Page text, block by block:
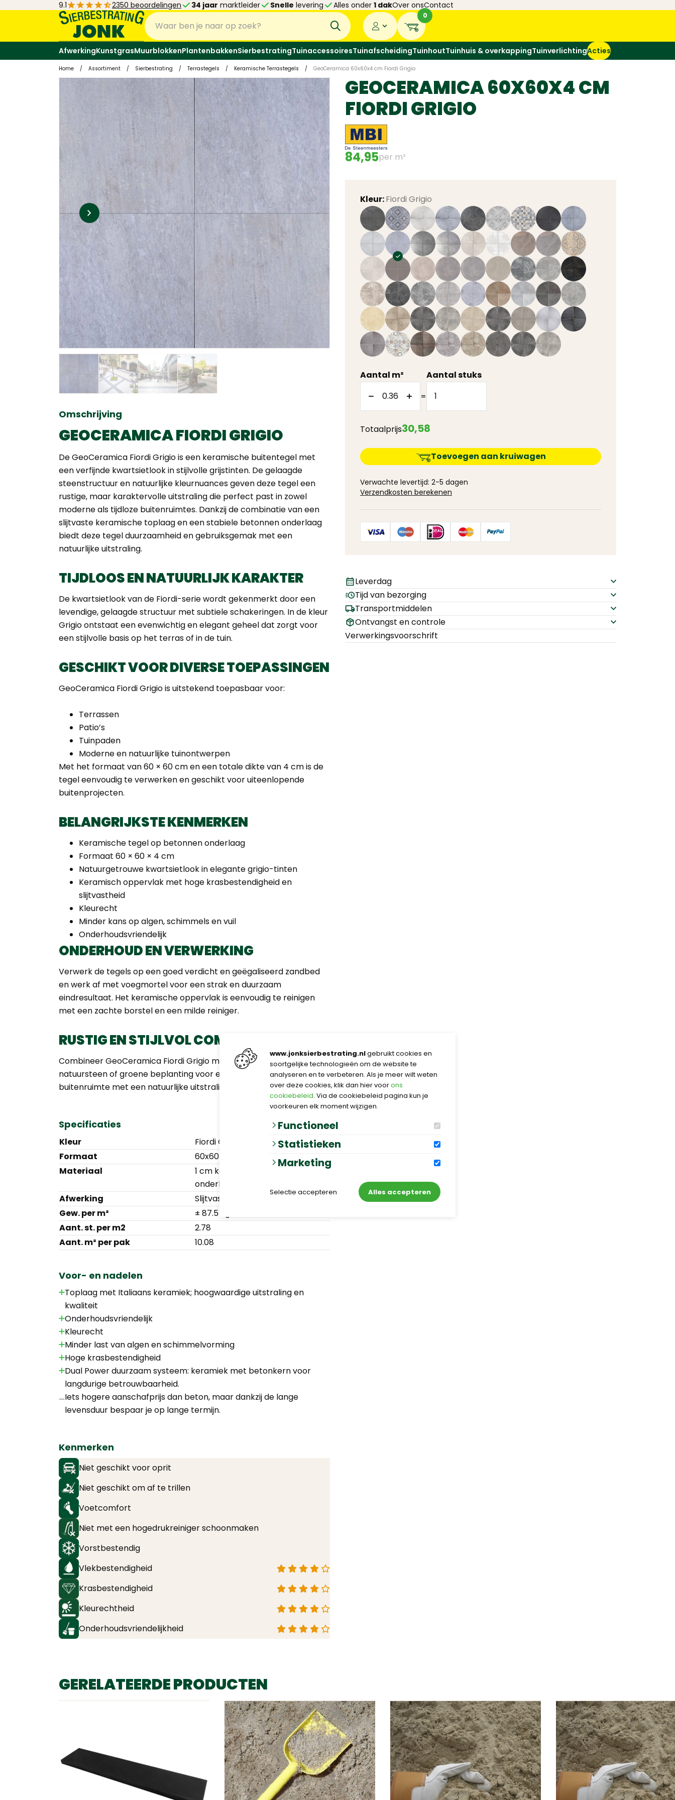
9.1 2350 beoordelingen 34 jaar marktleider Snelle levering Alles onder 1 dakOver onsContact
0
AfwerkingKunstgrasMuurblokkenPlantenbakkenSierbestratingTuinaccessoiresTuinafscheidingTuinhoutTuinhuis & overkappingTuinverlichtingActies
Home / Assortiment / Sierbestrating / Terrastegels / Keramische Terrastegels / GeoCeramica 60x60x4 cm Fiordi Grigio
Omschrijving
GEOCERAMICA FIORDI GRIGIO
De GeoCeramica Fiordi Grigio is een keramische buitentegel met
een verfijnde kwartsietlook in stijlvolle grijstinten. De gelaagde
steenstructuur en natuurlijke kleurnuances geven deze tegel een
rustige, maar karaktervolle uitstraling die perfect past in zowel
moderne als tijdloze buitenruimtes. Dankzij de combinatie van een
slijtvaste keramische toplaag en een stabiele betonnen onderlaag
biedt deze tegel duurzaamheid en gebruiksgemak met een
natuurlijke uitstraling.
TIJDLOOS EN NATUURLIJK KARAKTER
De kwartsietlook van de Fiordi-serie wordt gekenmerkt door een
levendige, gelaagde structuur met subtiele schakeringen. In de kleur
Grigio ontstaat een evenwichtig en elegant geheel dat zorgt voor
een stijlvolle basis op het terras of in de tuin.
GESCHIKT VOOR DIVERSE TOEPASSINGEN
GeoCeramica Fiordi Grigio is uitstekend toepasbaar voor:
Terrassen
Patio’s
Tuinpaden
Moderne en natuurlijke tuinontwerpen
Met het formaat van 60 × 60 cm en een totale dikte van 4 cm is de
tegel eenvoudig te verwerken en geschikt voor uiteenlopende
buitenprojecten.
BELANGRIJKSTE KENMERKEN
Keramische tegel op betonnen onderlaag
Formaat 60 × 60 × 4 cm
Natuurgetrouwe kwartsietlook in elegante grigio-tinten
Keramisch oppervlak met hoge krasbestendigheid en
slijtvastheid
Kleurecht
Minder kans op algen, schimmels en vuil
Onderhoudsvriendelijk
ONDERHOUD EN VERWERKING
Verwerk de tegels op een goed verdicht en geëgaliseerd zandbed
en werk af met voegmortel voor een strak en duurzaam
eindresultaat. Het keramische oppervlak is eenvoudig te reinigen
met een zachte borstel en een milde reiniger.
RUSTIG EN STIJLVOL COMBINEREN
Combineer GeoCeramica Fiordi Grigio met lichte betonlook tegels,
natuursteen of groene beplanting voor een rustige, tijdloze
buitenruimte met een natuurlijke uitstraling.
Specificaties
Kleur
Fiordi Grigio
Formaat
60x60 cm
Materiaal
1 cm keramiek, 3 cm Stabikorn
onderbeton
Afwerking
Slijtvaste keramische toplaag
Gew. per m²
± 87.5 kg
Aant. st. per m2
2.78
Aant. m² per pak
10.08
Voor- en nadelen
Toplaag met Italiaans keramiek; hoogwaardige uitstraling en
kwaliteit
Onderhoudsvriendelijk
Kleurecht
Minder last van algen en schimmelvorming
Hoge krasbestendigheid
Dual Power duurzaam systeem: keramiek met betonkern voor
langdurige betrouwbaarheid.
Iets hogere aanschafprijs dan beton, maar dankzij de lange
levensduur bespaar je op lange termijn.
Kenmerken
Niet geschikt voor oprit
Niet geschikt om af te trillen
Voetcomfort
Niet met een hogedrukreiniger schoonmaken
Vorstbestendig
Vlekbestendigheid
Krasbestendigheid
Kleurechtheid
Onderhoudsvriendelijkheid
GEOCERAMICA 60X60X4 CM
FIORDI GRIGIO
84,95per m²
Kleur:Fiordi Grigio
Aantal m²
=
Aantal stuks
Totaalprijs30,58
Toevoegen aan kruiwagen
Verwachte levertijd: 2-5 dagen
Verzendkosten berekenen
Leverdag
Tijd van bezorging
Transportmiddelen
Ontvangst en controle
Verwerkingsvoorschrift
GERELATEERDE PRODUCTEN
www.jonksierbestrating.nlgebruikt cookies en
soortgelijke technologieën om de website te
analyseren en te verbeteren. Als je meer wilt weten
over deze cookies, klik dan hier voorons
cookiebeleid. Via de cookiebeleid pagina kun je
voorkeuren elk moment wijzigen.
Functioneel
Statistieken
Marketing
Selectie accepteren Alles accepteren